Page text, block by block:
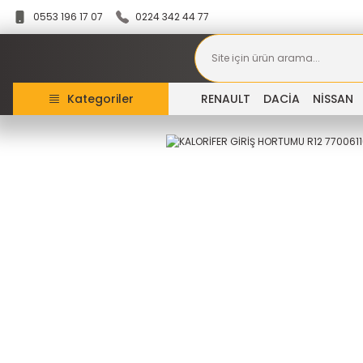
0553 196 17 07 0224 342 44 77
Kategoriler RENAULT DACİA NİSSAN